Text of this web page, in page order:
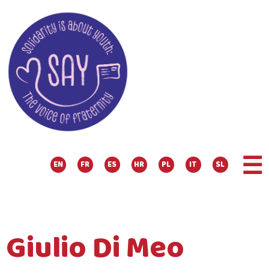
EN FR ES HR PL IT SL ☰
Giulio Di Meo